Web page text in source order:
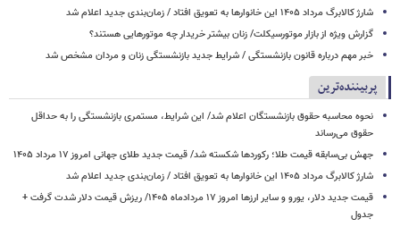
شارژ کالابرگ مرداد ۱۴۰۵ این خانوارها به تعویق افتاد / زمان‌بندی جدید اعلام شد
گزارش ویژه از بازار موتورسیکلت/ زنان بیشتر خریدار چه موتورهایی هستند؟
خبر مهم درباره قانون بازنشستگی / شرایط جدید بازنشستگی زنان و مردان مشخص شد
پربیننده‌ترین
نحوه محاسبه حقوق بازنشستگان اعلام شد/ این شرایط، مستمری بازنشستگی را به حداقل
حقوق می‌رساند
جهش بی‌سابقه قیمت طلا؛ رکوردها شکسته شد/ قیمت جدید طلای جهانی امروز ۱۷ مرداد ۱۴۰۵
شارژ کالابرگ مرداد ۱۴۰۵ این خانوارها به تعویق افتاد / زمان‌بندی جدید اعلام شد
قیمت جدید دلار، یورو و سایر ارزها امروز ۱۷ مردادماه ۱۴۰۵/ ریزش قیمت دلار شدت گرفت +
جدول